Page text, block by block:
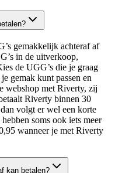
gemakkelijk achteraf af
in de uitverkoop,
de UGG’s die je graag
gemak kunt passen en
webshop met Riverty, zij
Riverty binnen 30
volgt er wel een korte
soms ook iets meer
wanneer je met Riverty
kan betalen?